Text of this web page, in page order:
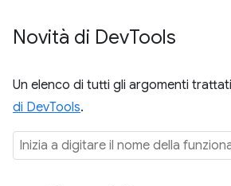
Novità di DevTools
Un elenco di tutti gli argomenti
di DevTools.